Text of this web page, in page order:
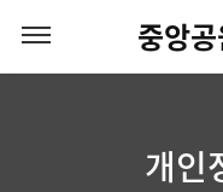
중앙
개인